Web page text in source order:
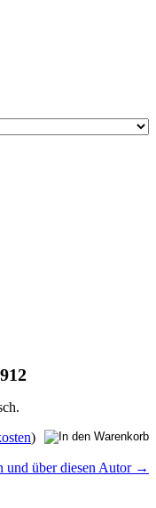
)
und über diesen Autor →